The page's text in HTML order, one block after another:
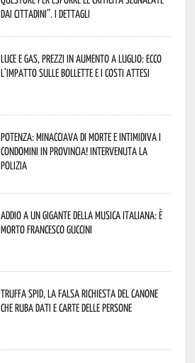
dai cittadini”. I dettagli
Luce e gas, prezzi in aumento a luglio: ecco
l’impatto sulle bollette e i costi attesi
Potenza: minacciava di morte e intimidiva i
condomini in provincia! Intervenuta la
Polizia
Addio a un gigante della musica italiana: è
morto Francesco Guccini
Truffa Spid, la falsa richiesta del canone
che ruba dati e carte delle persone